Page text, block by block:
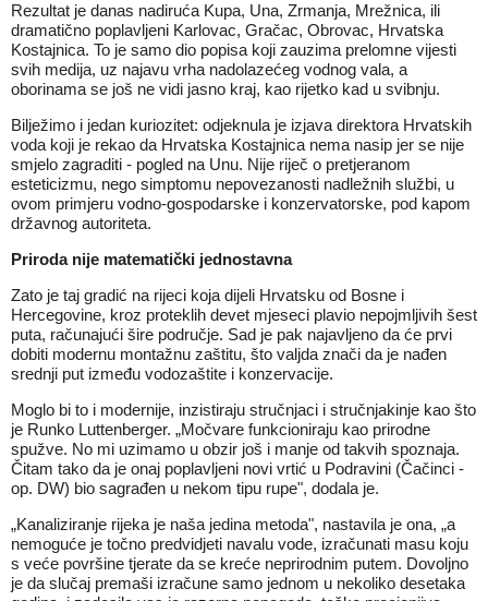
Rezultat je danas nadiruća Kupa, Una, Zrmanja, Mrežnica, ili
dramatično poplavljeni Karlovac, Gračac, Obrovac, Hrvatska
Kostajnica. To je samo dio popisa koji zauzima prelomne vijesti
svih medija, uz najavu vrha nadolazećeg vodnog vala, a
oborinama se još ne vidi jasno kraj, kao rijetko kad u svibnju.
Bilježimo i jedan kuriozitet: odjeknula je izjava direktora Hrvatskih
voda koji je rekao da Hrvatska Kostajnica nema nasip jer se nije
smjelo zagraditi - pogled na Unu. Nije riječ o pretjeranom
esteticizmu, nego simptomu nepovezanosti nadležnih službi, u
ovom primjeru vodno-gospodarske i konzervatorske, pod kapom
državnog autoriteta.
Priroda nije matematički jednostavna
Zato je taj gradić na rijeci koja dijeli Hrvatsku od Bosne i
Hercegovine, kroz proteklih devet mjeseci plavio nepojmljivih šest
puta, računajući šire područje. Sad je pak najavljeno da će prvi
dobiti modernu montažnu zaštitu, što valjda znači da je nađen
srednji put između vodozaštite i konzervacije.
Moglo bi to i modernije, inzistiraju stručnjaci i stručnjakinje kao što
je Runko Luttenberger. „Močvare funkcioniraju kao prirodne
spužve. No mi uzimamo u obzir još i manje od takvih spoznaja.
Čitam tako da je onaj poplavljeni novi vrtić u Podravini (Čačinci -
op. DW) bio sagrađen u nekom tipu rupe", dodala je.
„Kanaliziranje rijeka je naša jedina metoda", nastavila je ona, „a
nemoguće je točno predvidjeti navalu vode, izračunati masu koju
s veće površine tjerate da se kreće neprirodnim putem. Dovoljno
je da slučaj premaši izračune samo jednom u nekoliko desetaka